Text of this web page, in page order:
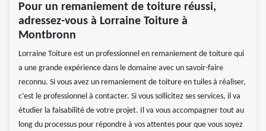
Pour un remaniement de toiture réussi,
adressez-vous à Lorraine Toiture à
Montbronn
Lorraine Toiture est un professionnel en remaniement de toiture qui
a une grande expérience dans le domaine avec un savoir-faire
reconnu. Si vous avez un remaniement de toiture en tuiles à réaliser,
c’est le professionnel à contacter. Si vous sollicitez ses services, il va
étudier la faisabilité de votre projet. Il va vous accompagner tout au
long du processus pour répondre à vos attentes pour que vous soyez